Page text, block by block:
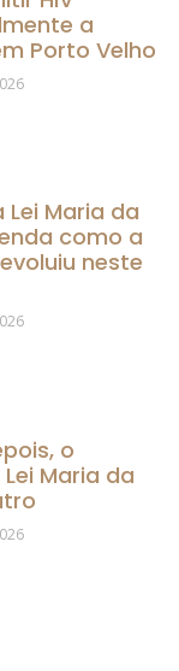
a
Porto Velho
Lei Maria da
como a
neste
o
Maria da